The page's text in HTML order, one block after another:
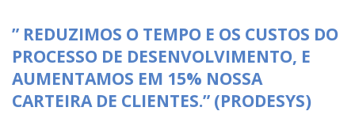
” REDUZIMOS O TEMPO E OS CUSTOS DO
PROCESSO DE DESENVOLVIMENTO, E
AUMENTAMOS EM 15% NOSSA
CARTEIRA DE CLIENTES.” (PRODESYS)